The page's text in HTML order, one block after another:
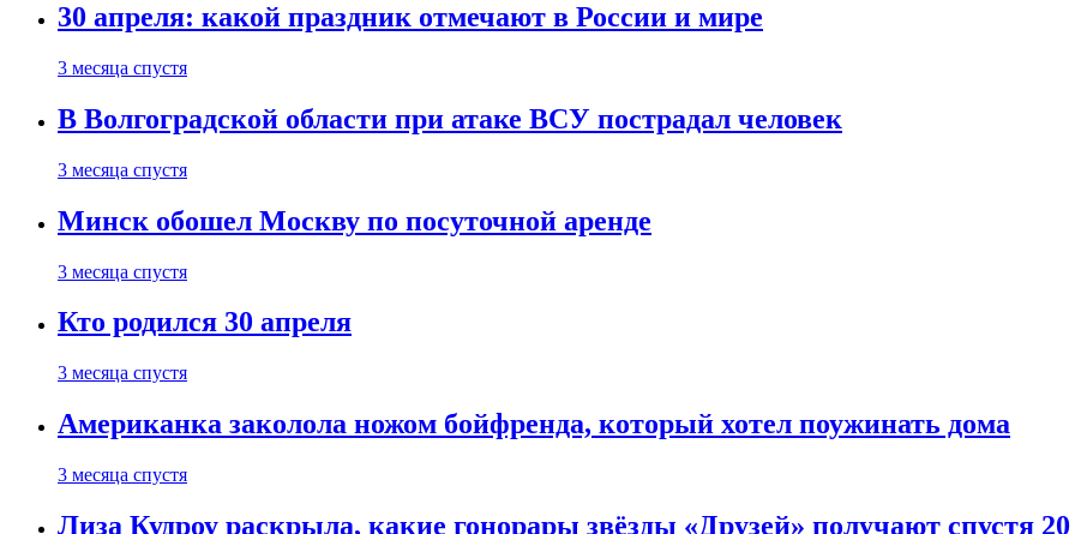
30 апреля: какой праздник отмечают в России и мире
3 месяца спустя
В Волгоградской области при атаке ВСУ пострадал человек
3 месяца спустя
Минск обошел Москву по посуточной аренде
3 месяца спустя
Кто родился 30 апреля
3 месяца спустя
Американка заколола ножом бойфренда, который хотел поужинать дома
3 месяца спустя
Лиза Кудроу раскрыла, какие гонорары звёзды «Друзей» получают спустя